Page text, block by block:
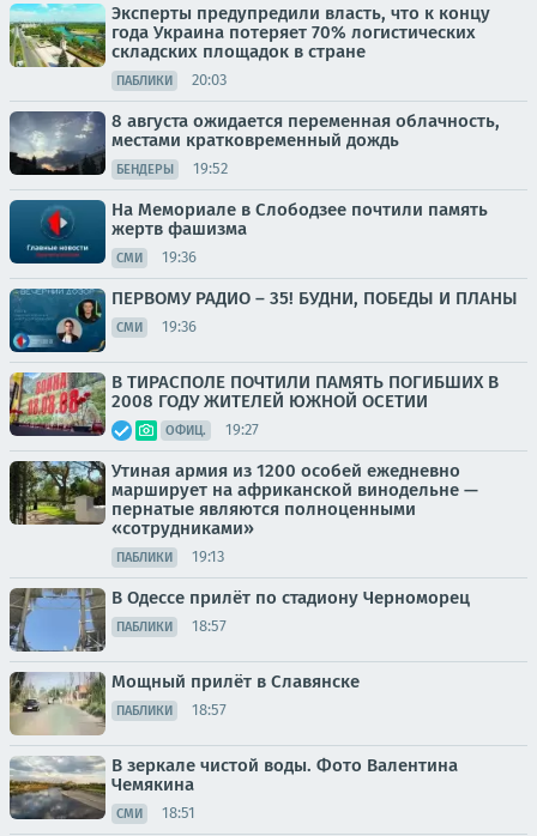
Эксперты предупредили власть, что к концу
года Украина потеряет 70% логистических
складских площадок в стране
ПАБЛИКИ 20:03
8 августа ожидается переменная облачность,
местами кратковременный дождь
БЕНДЕРЫ 19:52
На Мемориале в Слободзее почтили память
жертв фашизма
СМИ 19:36
ПЕРВОМУ РАДИО – 35! БУДНИ, ПОБЕДЫ И ПЛАНЫ
СМИ 19:36
В ТИРАСПОЛЕ ПОЧТИЛИ ПАМЯТЬ ПОГИБШИХ В
2008 ГОДУ ЖИТЕЛЕЙ ЮЖНОЙ ОСЕТИИ
ОФИЦ. 19:27
Утиная армия из 1200 особей ежедневно
марширует на африканской винодельне —
пернатые являются полноценными
«сотрудниками»
ПАБЛИКИ 19:13
В Одессе прилёт по стадиону Черноморец
ПАБЛИКИ 18:57
Мощный прилёт в Славянске
ПАБЛИКИ 18:57
В зеркале чистой воды. Фото Валентина
Чемякина
СМИ 18:51